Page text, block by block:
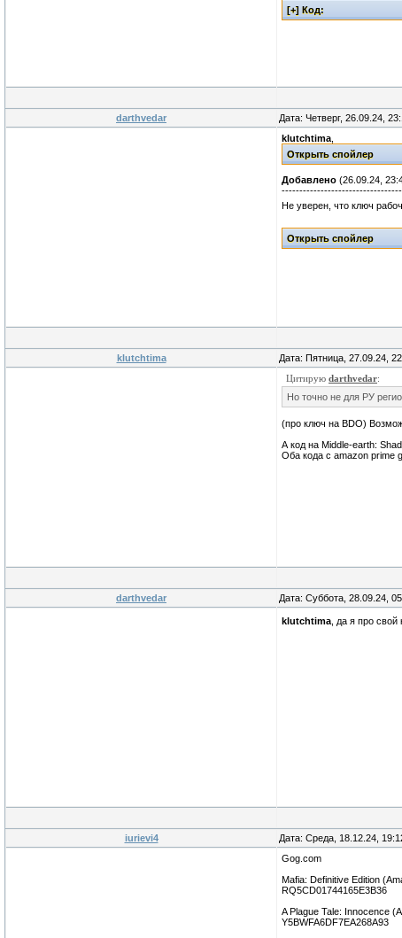
darthvedar Дата: Четверг, 26.09.24,
klutchtima
Добавлено (26.09.24,
Не уверен, что ключ
klutchtima Дата: Пятница, 27.09.24,
Цитирую darthvedar:
Но точно не для РУ
(про ключ на BDO)
А код на Middle-earth:
Оба кода с amazon prime
darthvedar Дата: Суббота, 28.09.24,
klutchtima , да я про
iurievi4 Дата: Среда, 18.12.24,
Gog.com
Mafia: Definitive Edition
RQ5CD01744165E3B36
A Plague Tale: Innocence
Y5BWFA6DF7EA268A93